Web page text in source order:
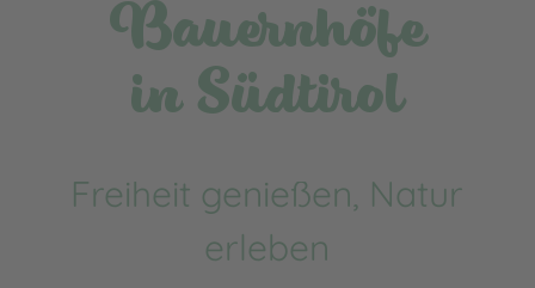
Bauernhöfe
in Südtirol
Freiheit genießen, Natur
erleben